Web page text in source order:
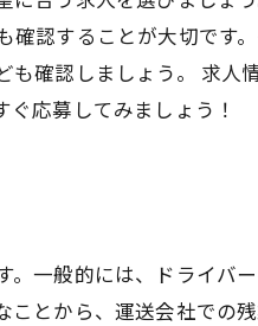
認することが大切です
確認しましょう。 求
応募してみましょう！
一般的には、ドライバ
とから、運送会社での